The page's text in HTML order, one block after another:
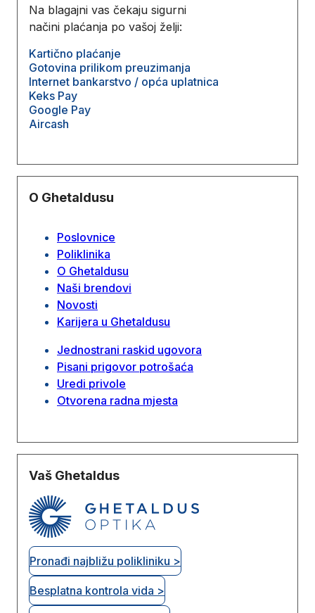
Na blagajni vas čekaju sigurni
načini plaćanja po vašoj želji:
Kartično plaćanje
Gotovina prilikom preuzimanja
Internet bankarstvo / opća uplatnica
Keks Pay
Google Pay
Aircash
O Ghetaldusu
Poslovnice
Poliklinika
O Ghetaldusu
Naši brendovi
Novosti
Karijera u Ghetaldusu
Jednostrani raskid ugovora
Pisani prigovor potrošaća
Uredi privole
Otvorena radna mjesta
Vaš Ghetaldus
Pronađi najbližu polikliniku >
Besplatna kontrola vida >